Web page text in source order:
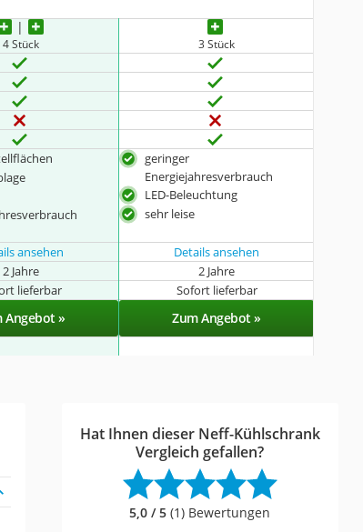
4 Stück 3 Stück
geringer
Energiejahresverbrauch
LED-Beleuchtung
sehr leise
ansehen
Details ansehen
2 Jahre
2 Jahre
lieferbar
Sofort lieferbar
Angebot » Zum Angebot »
Hat Ihnen dieser Neff-Kühlschrank
Vergleich gefallen?
5,0 / 5 (1) Bewertungen